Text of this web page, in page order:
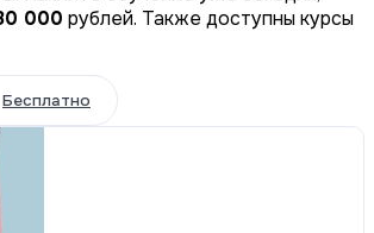
000 рублей. Также доступны курсы
Бесплатно